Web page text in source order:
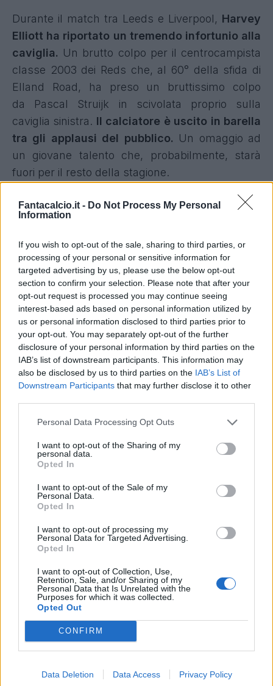
Fantacalcio.it - Do Not Process My Personal
Information
If you wish to opt-out of the sale, sharing to third parties, or
processing of your personal or sensitive information for
targeted advertising by us, please use the below opt-out
section to confirm your selection. Please note that after your
opt-out request is processed you may continue seeing
interest-based ads based on personal information utilized by
us or personal information disclosed to third parties prior to
your opt-out. You may separately opt-out of the further
disclosure of your personal information by third parties on the
IAB’s list of downstream participants. This information may
also be disclosed by us to third parties on the IAB’s List of
Downstream Participants that may further disclose it to other
Personal Data Processing Opt Outs
I want to opt-out of the Sharing of my
personal data.
Opted In
I want to opt-out of the Sale of my
Personal Data.
Opted In
I want to opt-out of processing my
Personal Data for Targeted Advertising.
Opted In
I want to opt-out of Collection, Use,
Retention, Sale, and/or Sharing of my
Personal Data that Is Unrelated with the
Purposes for which it was collected.
Opted Out
CONFIRM
Data Deletion Data Access Privacy Policy
Durante il match tra Leeds e Liverpool, Harvey
Elliott ha riportato un tremendo infortunio alla
caviglia. Un brutto colpo per il centrocampista
classe 2003 dei Reds che, al 60° della sfida di
Elland Road, ha preso un bruttissimo colpo
da Pascal Struijk in scivolata proprio sulla
caviglia sinistra. Il calciatore è uscito in barella
tra gli applausi del pubblico. Un omaggio ad
un giovane talento che, probabilmente, starà
fuori per il resto della stagione.
Infortunio Elliott: parla Klopp
parlato dell'infortunio di Harvey Elliott
microfoni di Sky Sport. Ecco le sue parole:
“Elliott si è fatto male alla caviglia. Ho
sentito che si è lussata, ora lui è in
ospedale.Non vuoi mai che un ragazzo così
giovane sia costretto a fare un’esperienza del
genere. Andremo avanti senza di lui, ma lo
aspetteremo perché è un top player. Ho visto
tutto, il suo piede non era nella posizione
scioccati”.
Liverpool, grave infortunio alla caviglia per Elliott (Getty
Images)